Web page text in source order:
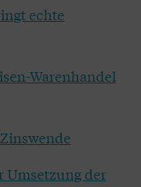
echte
Warenhandel
Umsetzung der